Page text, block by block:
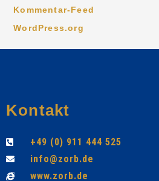
Kommentar-Feed
WordPress.org
Kontakt
+49 (0) 911 444 525
info@zorb.de
www.zorb.de